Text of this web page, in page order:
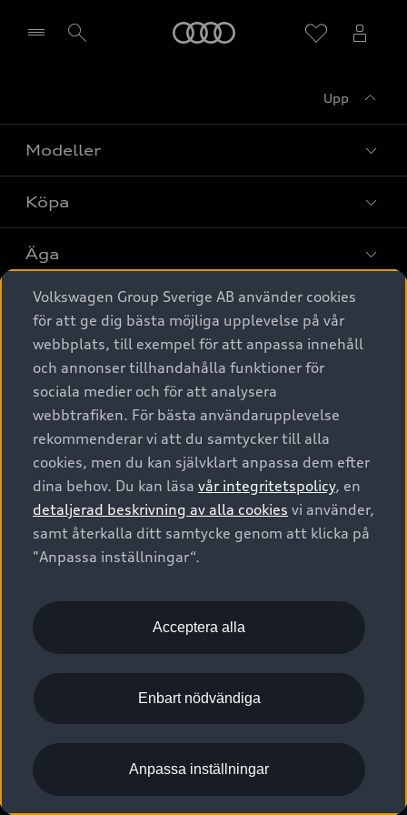
Upp
Modeller
Alla modeller
Elbilar
A6 modellerna
SUV
Avant
Audi Sport
Köpa
Privaterbjudanden
Privatleasing
Nya bilar i lager
Begagnade bilar i lager
Audi approved :plus - så gott som nya
Finansiering
Audi exclusive
Provkörning
Äga
Service & tillbehör
Audi digital services
Originaltillbehör - köp online
Garantier
Försäkring
Digitala manualer för din Audi
Audi Collection – livsstilsartiklar
Vanliga frågor
2G/3G nätet stängs ned - Hur påverkas min bil av detta?
Tjänstebil
Tjänstebil
Business lease online
Företagsleasing
Om Audi Sverige
Kontakta oss
Audi Återförsäljare/-serviceverkstad
myAudi
Pressmeddelanden
Nyhetsbrev
Vårt hållbarhetsarbete
Lediga tjänster huvudkontor
Lediga tjänster hos Audi Återförsäljare
Kommentar till mediauppgifter om dataläcka
© 2026 AUDI SVERIGE. All Rights Reserved.
Utgivare Juridiskt
Juridiskt Audi AG
Juridiskt Audi Digital Giveaway
Anpassa inställningar för cookies
Visselblåsarkanaler
Volkswagen Group Sverige AB använder cookies
för att ge dig bästa möjliga upplevelse på vår
webbplats, till exempel för att anpassa innehåll
och annonser tillhandahålla funktioner för
sociala medier och för att analysera
webbtrafiken. För bästa användarupplevelse
rekommenderar vi att du samtycker till alla
cookies, men du kan självklart anpassa dem efter
dina behov. Du kan läsa vår integritetspolicy, en
detaljerad beskrivning av alla cookies vi använder,
samt återkalla ditt samtycke genom att klicka på
"Anpassa inställningar“.
Acceptera alla
Enbart nödvändiga
Anpassa inställningar